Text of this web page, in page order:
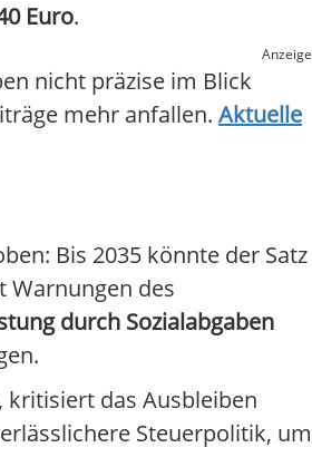
Euro.
Anzeige
nicht präzise im Blick
mehr anfallen. Aktuelle
Bis 2035 könnte der Satz
Warnungen des
durch Sozialabgaben
kritisiert das Ausbleiben
Steuerpolitik, um